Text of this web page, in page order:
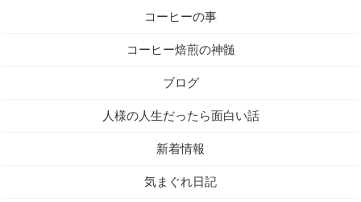
コーヒーの事
コーヒー焙煎の神髄
ブログ
人様の人生だったら面白い話
新着情報
気まぐれ日記